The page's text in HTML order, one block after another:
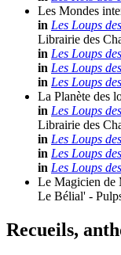
Les Mondes
in Les Loups
Librairie des
in Les Loups
in Les Loups
in Les Loups
La Planète des
in Les Loups
Librairie des
in Les Loups
in Les Loups
in Les Loups
Le Magicien de
Le Bélial' -
Recueils,